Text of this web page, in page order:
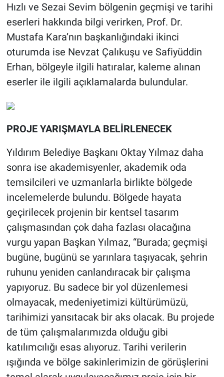
Hızlı ve Sezai Sevim bölgenin geçmişi ve tarihi
eserleri hakkında bilgi verirken, Prof. Dr.
Mustafa Kara’nın başkanlığındaki ikinci
oturumda ise Nevzat Çalıkuşu ve Safiyüddin
Erhan, bölgeyle ilgili hatıralar, kaleme alınan
eserler ile ilgili açıklamalarda bulundular.
PROJE YARIŞMAYLA BELİRLENECEK
Yıldırım Belediye Başkanı Oktay Yılmaz daha
sonra ise akademisyenler, akademik oda
temsilcileri ve uzmanlarla birlikte bölgede
incelemelerde bulundu. Bölgede hayata
geçirilecek projenin bir kentsel tasarım
çalışmasından çok daha fazlası olacağına
vurgu yapan Başkan Yılmaz, “Burada; geçmişi
bugüne, bugünü se yarınlara taşıyacak, şehrin
ruhunu yeniden canlandıracak bir çalışma
yapıyoruz. Bu sadece bir yol düzenlemesi
olmayacak, medeniyetimizi kültürümüzü,
tarihimizi yansıtacak bir aks olacak. Bu projede
de tüm çalışmalarımızda olduğu gibi
katılımcılığı esas alıyoruz. Tarihi verilerin
ışığında ve bölge sakinlerimizin de görüşlerini